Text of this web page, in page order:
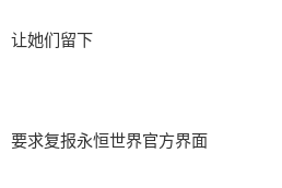
让她们留下
要求复报永恒世界官方界面